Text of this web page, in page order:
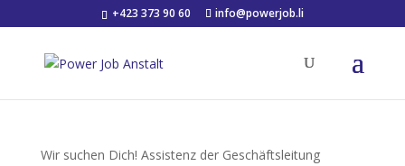
+423 373 90 60 info@powerjob.li
Wir suchen Dich! Assistenz der Geschäftsleitung